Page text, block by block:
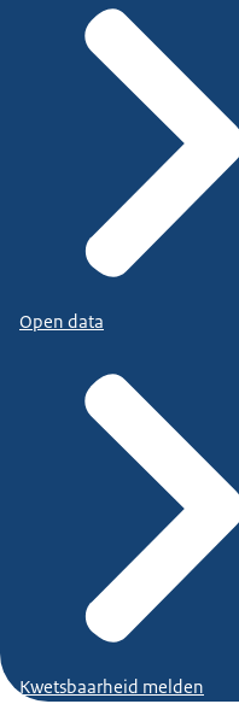
Open data
Kwetsbaarheid melden